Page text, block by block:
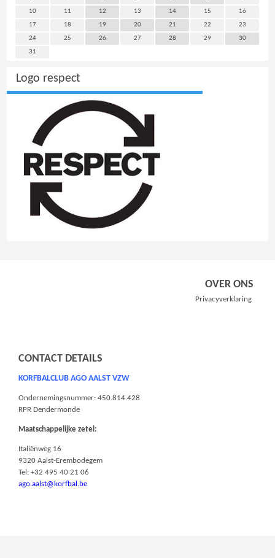
10
11 12 13 14 15
16
17
18 19 20 21 22
23
24
25 26 27 28 29
30
31
Logo respect
OVER ONS
Privacyverklaring
CONTACT DETAILS
KORFBALCLUB AGO AALST VZW
Ondernemingsnummer: 450.814.428
RPR Dendermonde
Maatschappelijke zetel:
Italiënweg 16
9320 Aalst-Erembodegem
Tel: +32 495 40 21 06
ago.aalst@korfbal.be